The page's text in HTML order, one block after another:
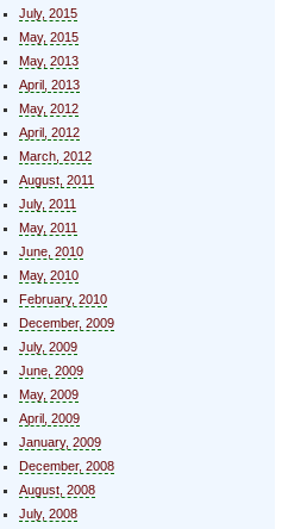
July, 2015
May, 2015
May, 2013
April, 2013
May, 2012
April, 2012
March, 2012
August, 2011
July, 2011
May, 2011
June, 2010
May, 2010
February, 2010
December, 2009
July, 2009
June, 2009
May, 2009
April, 2009
January, 2009
December, 2008
August, 2008
July, 2008